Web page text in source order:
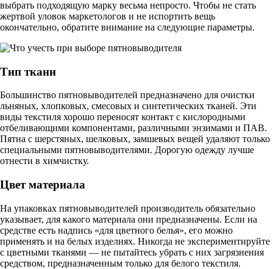
выбрать подходящую марку весьма непросто. Чтобы не стать
жертвой уловок маркетологов и не испортить вещь
окончательно, обратите внимание на следующие параметры.
Тип ткани
Большинство пятновыводителей предназначено для очистки
льняных, хлопковых, смесовых и синтетических тканей. Эти
виды текстиля хорошо переносят контакт с кислородными
отбеливающими компонентами, различными энзимами и ПАВ.
Пятна с шерстяных, шелковых, замшевых вещей удаляют только
специальными пятновыводителями. Дорогую одежду лучше
отнести в химчистку.
Цвет материала
На упаковках пятновыводителей производитель обязательно
указывает, для какого материала они предназначены. Если на
средстве есть надпись «для цветного белья», его можно
применять и на белых изделиях. Никогда не экспериментируйте
с цветными тканями — не пытайтесь убрать с них загрязнения
средством, предназначенным только для белого текстиля.